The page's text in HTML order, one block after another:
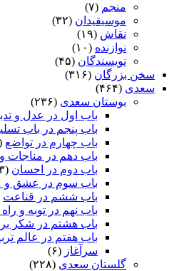
منجم (۷)
موسیقیدان (۳۲)
نقاش (۱۹)
نوازنده (۱۰)
نویسندگان (۴۵)
سخن بزرگان (۳۱۶)
سعدی (۴۶۴)
بوستان سعدی (۲۳۶)
باب اول در عدل و
باب پنجم در باب
باب چهارم در تواضع
باب دهم در مناجات
باب دوم در احسان (۳۳)
باب سوم در عشق و
باب ششم در قناعت
باب نهم در توبه و
باب هشتم در شکر
باب هفتم در عالم
سرآغاز (۶)
گلستان سعدی (۲۲۸)